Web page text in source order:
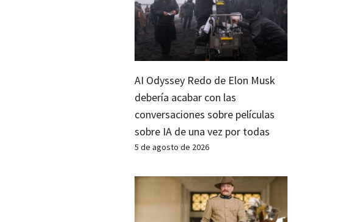
AI Odyssey Redo de Elon Musk
debería acabar con las
conversaciones sobre películas
sobre IA de una vez por todas
5 de agosto de 2026